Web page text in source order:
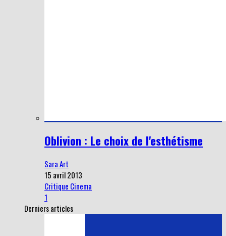
Oblivion : Le choix de l'esthétisme
Sara Art
15 avril 2013
Critique Cinema
1
Derniers articles